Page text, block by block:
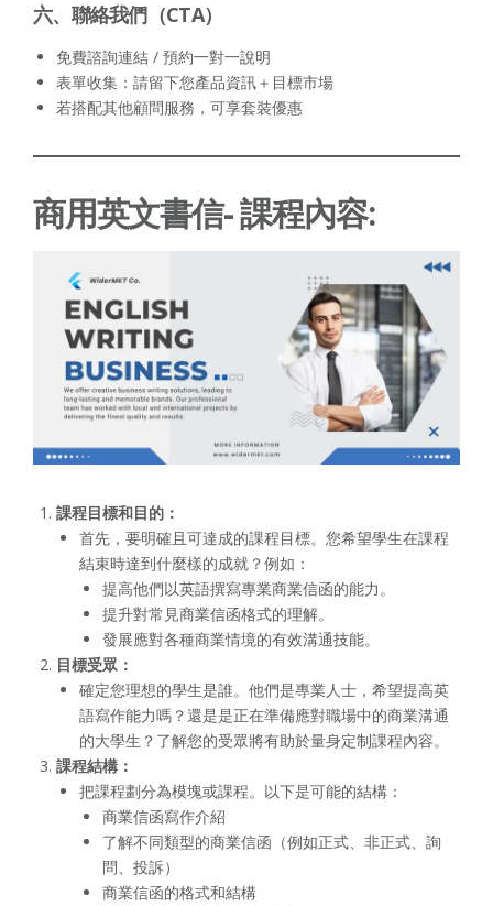
六、聯絡我們（CTA）
免費諮詢連結 / 預約一對一說明
表單收集：請留下您產品資訊＋目標市場
若搭配其他顧問服務，可享套裝優惠
商用英文書信- 課程內容:
課程目標和目的：
首先，要明確且可達成的課程目標。您希望學生在課程
結束時達到什麼樣的成就？例如：
提高他們以英語撰寫專業商業信函的能力。
提升對常見商業信函格式的理解。
發展應對各種商業情境的有效溝通技能。
目標受眾：
確定您理想的學生是誰。他們是專業人士，希望提高英
語寫作能力嗎？還是是正在準備應對職場中的商業溝通
的大學生？了解您的受眾將有助於量身定制課程內容。
課程結構：
把課程劃分為模塊或課程。以下是可能的結構：
商業信函寫作介紹
了解不同類型的商業信函（例如正式、非正式、詢
問、投訴）
商業信函的格式和結構